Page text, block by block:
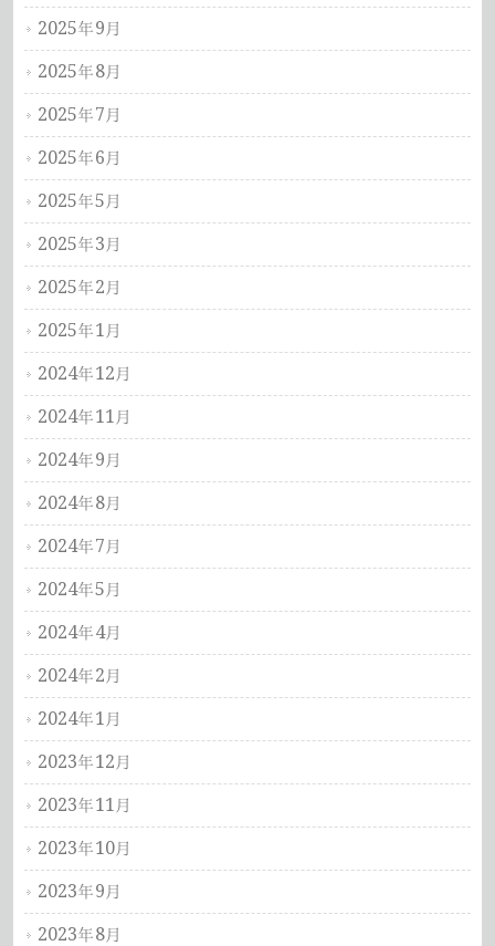
2025年9月
2025年8月
2025年7月
2025年6月
2025年5月
2025年3月
2025年2月
2025年1月
2024年12月
2024年11月
2024年9月
2024年8月
2024年7月
2024年5月
2024年4月
2024年2月
2024年1月
2023年12月
2023年11月
2023年10月
2023年9月
2023年8月